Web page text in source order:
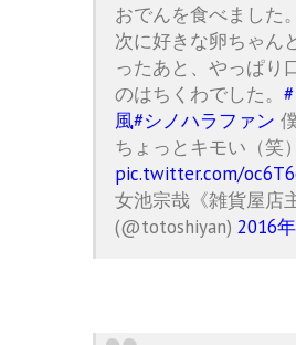
おでんを食べました
次に好きな卵ちゃん
ったあと、やっぱり
のはちくわでした。
風#シノハラファン
ちょっとキモい（笑）
pic.twitter.com/
女池宗哉《雑貨屋店
(@totoshiyan) 2016